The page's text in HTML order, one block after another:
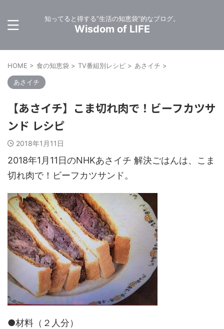
知ってると得する”生活の知恵袋”的なブログ。
Wisdom of LIFE
HOME > 食の知恵袋 > TV番組別レシピ > あさイチ >
あさイチ
【あさイチ】こま切れ肉で！ビーフカツサ
ンド レシピ
2018年1月11日
2018年1月11日のNHKあさイチ 解決ごはんは、こま
切れ肉で！ビーフカツサンド。
●材料（２人分）